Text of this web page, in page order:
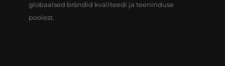
globaalsed brändid kvaliteedi ja teeninduse
poolest.